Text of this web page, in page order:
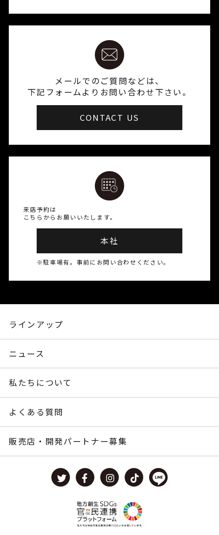
メールでのご質問などは、
下記フォームよりお問い合わせ下さい。
CONTACT US
来店予約は
こちらからお願いいたします。
本社
※駐車場有。事前にお問い合わせください。
ラインアップ
ニュース
私たちについて
よくある質問
販売店・開発パートナー募集